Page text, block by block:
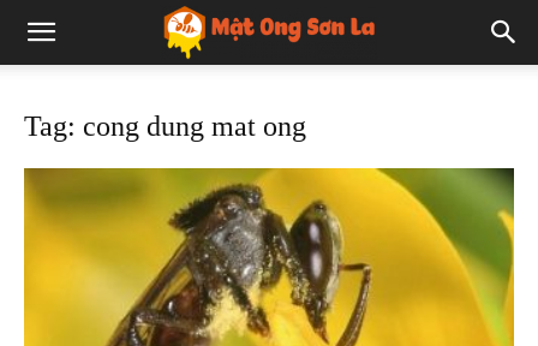
Tag: cong dung mat ong